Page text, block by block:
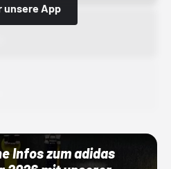
unsere App
Infos zum adidas